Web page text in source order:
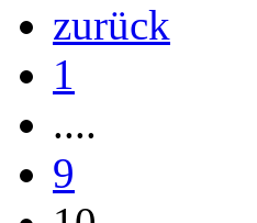
zurück
1
....
9